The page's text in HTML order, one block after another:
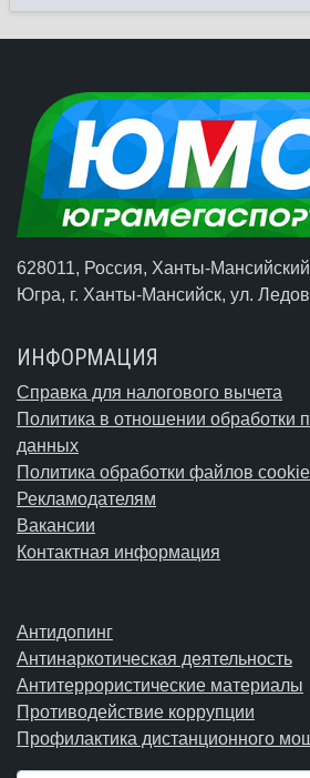
628011, Россия, Ханты-
Югра, г. Ханты-Мансийск, ул.
ИНФОРМАЦИЯ
Справка для налогового вычета
Политика в отношении обработки
данных
Политика обработки файлов cookie
Рекламодателям
Вакансии
Контактная информация
Антидопинг
Антинаркотическая деятельность
Антитеррористические материалы
Противодействие коррупции
Профилактика дистанционного